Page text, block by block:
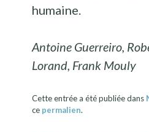
humaine.
Antoine Guerreiro,
Lorand, Frank Mouly
Cette entrée a été publiée dans
ce permalien.